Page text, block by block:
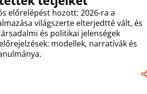
előrelépést hozott: 2026-ra a
világszerte elterjedtté vált, és
és politikai jelenségek
modellek, narratívák és